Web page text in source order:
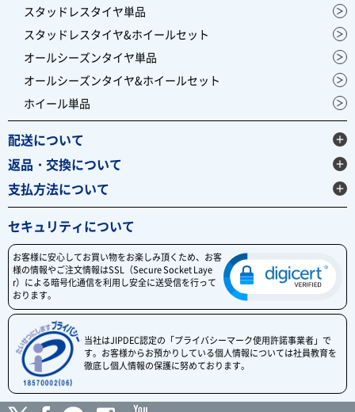
スタッドレスタイヤ単品
スタッドレスタイヤ&ホイールセット
オールシーズンタイヤ単品
オールシーズンタイヤ&ホイールセット
ホイール単品
配送について
返品・交換について
支払方法について
セキュリティについて
お客様に安心してお買い物をお楽しみ頂くため、お客
様の情報やご注文情報はSSL（Secure Socket Laye
r）による暗号化通信を利用し安全に送受信を行って
おります。
当社はJIPDEC認定の「プライバシーマーク使用許諾事業者」で
す。お客様からお預かりしている個人情報については社員教育を
徹底し個人情報の保護に努めております。